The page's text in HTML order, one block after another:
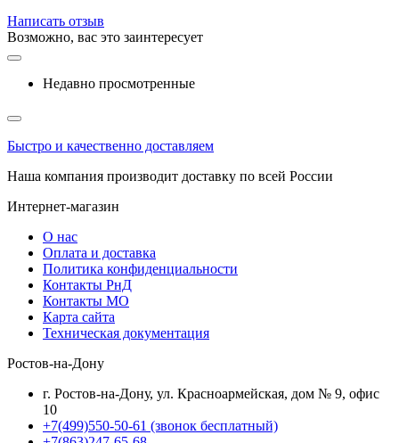
Написать отзыв
Возможно, вас это заинтересует
Недавно просмотренные
Быстро и качественно доставляем
Наша компания производит доставку по всей России
Интернет-магазин
О нас
Оплата и доставка
Политика конфиденциальности
Контакты РнД
Контакты МО
Карта сайта
Техническая документация
Ростов-на-Дону
г. Ростов-на-Дону, ул. Красноармейская, дом № 9, офис
10
+7(499)550-50-61 (звонок бесплатный)